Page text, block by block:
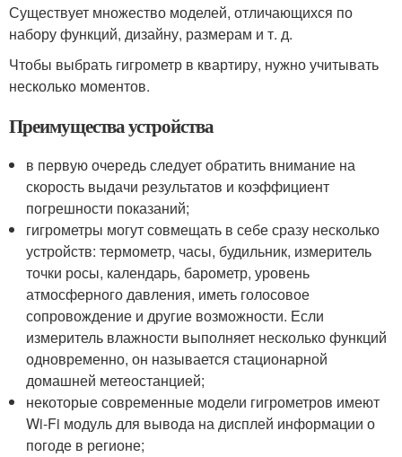
Существует множество моделей, отличающихся по
набору функций, дизайну, размерам и т. д.
Чтобы выбрать гигрометр в квартиру, нужно учитывать
несколько моментов.
Преимущества устройства
в первую очередь следует обратить внимание на
скорость выдачи результатов и коэффициент
погрешности показаний;
гигрометры могут совмещать в себе сразу несколько
устройств: термометр, часы, будильник, измеритель
точки росы, календарь, барометр, уровень
атмосферного давления, иметь голосовое
сопровождение и другие возможности. Если
измеритель влажности выполняет несколько функций
одновременно, он называется стационарной
домашней метеостанцией;
некоторые современные модели гигрометров имеют
Wi-Fi модуль для вывода на дисплей информации о
погоде в регионе;